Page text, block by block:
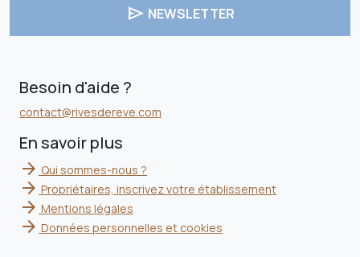
send NEWSLETTER
Besoin d'aide ?
contact@rivesdereve.com
En savoir plus
arrow_forward Qui sommes-nous ?
arrow_forward Propriétaires, inscrivez votre établissement
arrow_forward Mentions légales
arrow_forward Données personnelles et cookies